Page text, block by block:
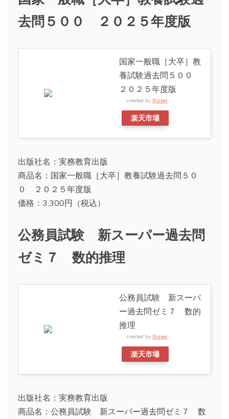
去問５００ ２０２５年度版
国家一般職［大卒］教
養試験過去問５００
２０２５年度版
created by Rinker
楽天市場
出版社名：実務教育出版
商品名：国家一般職［大卒］教養試験過去問５０
０ ２０２５年度版
価格：3,300円（税込）
公務員試験 新スーパー過去問
ゼミ７ 数的推理
公務員試験 新スーパ
ー過去問ゼミ７ 数的
推理
created by Rinker
楽天市場
出版社名：実務教育出版
商品名：公務員試験 新スーパー過去問ゼミ７ 数